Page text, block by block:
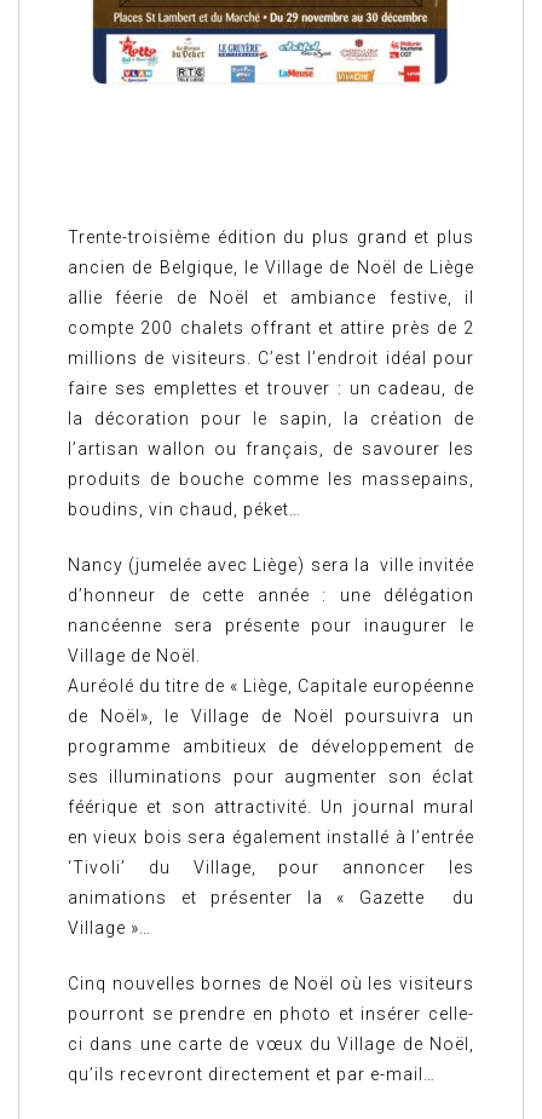
Trente-troisième édition du plus grand et plus
ancien de Belgique, le Village de Noël de Liège
allie féerie de Noël et ambiance festive, il
compte 200 chalets offrant et attire près de 2
millions de visiteurs. C’est l’endroit idéal pour
faire ses emplettes et trouver : un cadeau, de
la décoration pour le sapin, la création de
l’artisan wallon ou français, de savourer les
produits de bouche comme les massepains,
boudins, vin chaud, péket…
Nancy (jumelée avec Liège) sera la ville invitée
d’honneur de cette année : une délégation
nancéenne sera présente pour inaugurer le
Village de Noël.
Auréolé du titre de « Liège, Capitale européenne
de Noël», le Village de Noël poursuivra un
programme ambitieux de développement de
ses illuminations pour augmenter son éclat
féérique et son attractivité. Un journal mural
en vieux bois sera également installé à l’entrée
‘Tivoli’ du Village, pour annoncer les
animations et présenter la « Gazette du
Village »…
Cinq nouvelles bornes de Noël où les visiteurs
pourront se prendre en photo et insérer celle-
ci dans une carte de vœux du Village de Noël,
qu’ils recevront directement et par e-mail…